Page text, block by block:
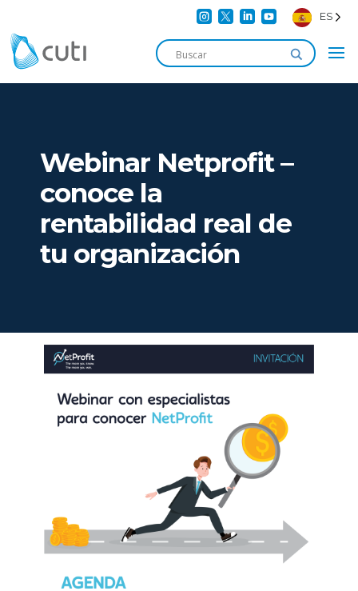
    ES
Webinar Netprofit –
conoce la
rentabilidad real de
tu organización